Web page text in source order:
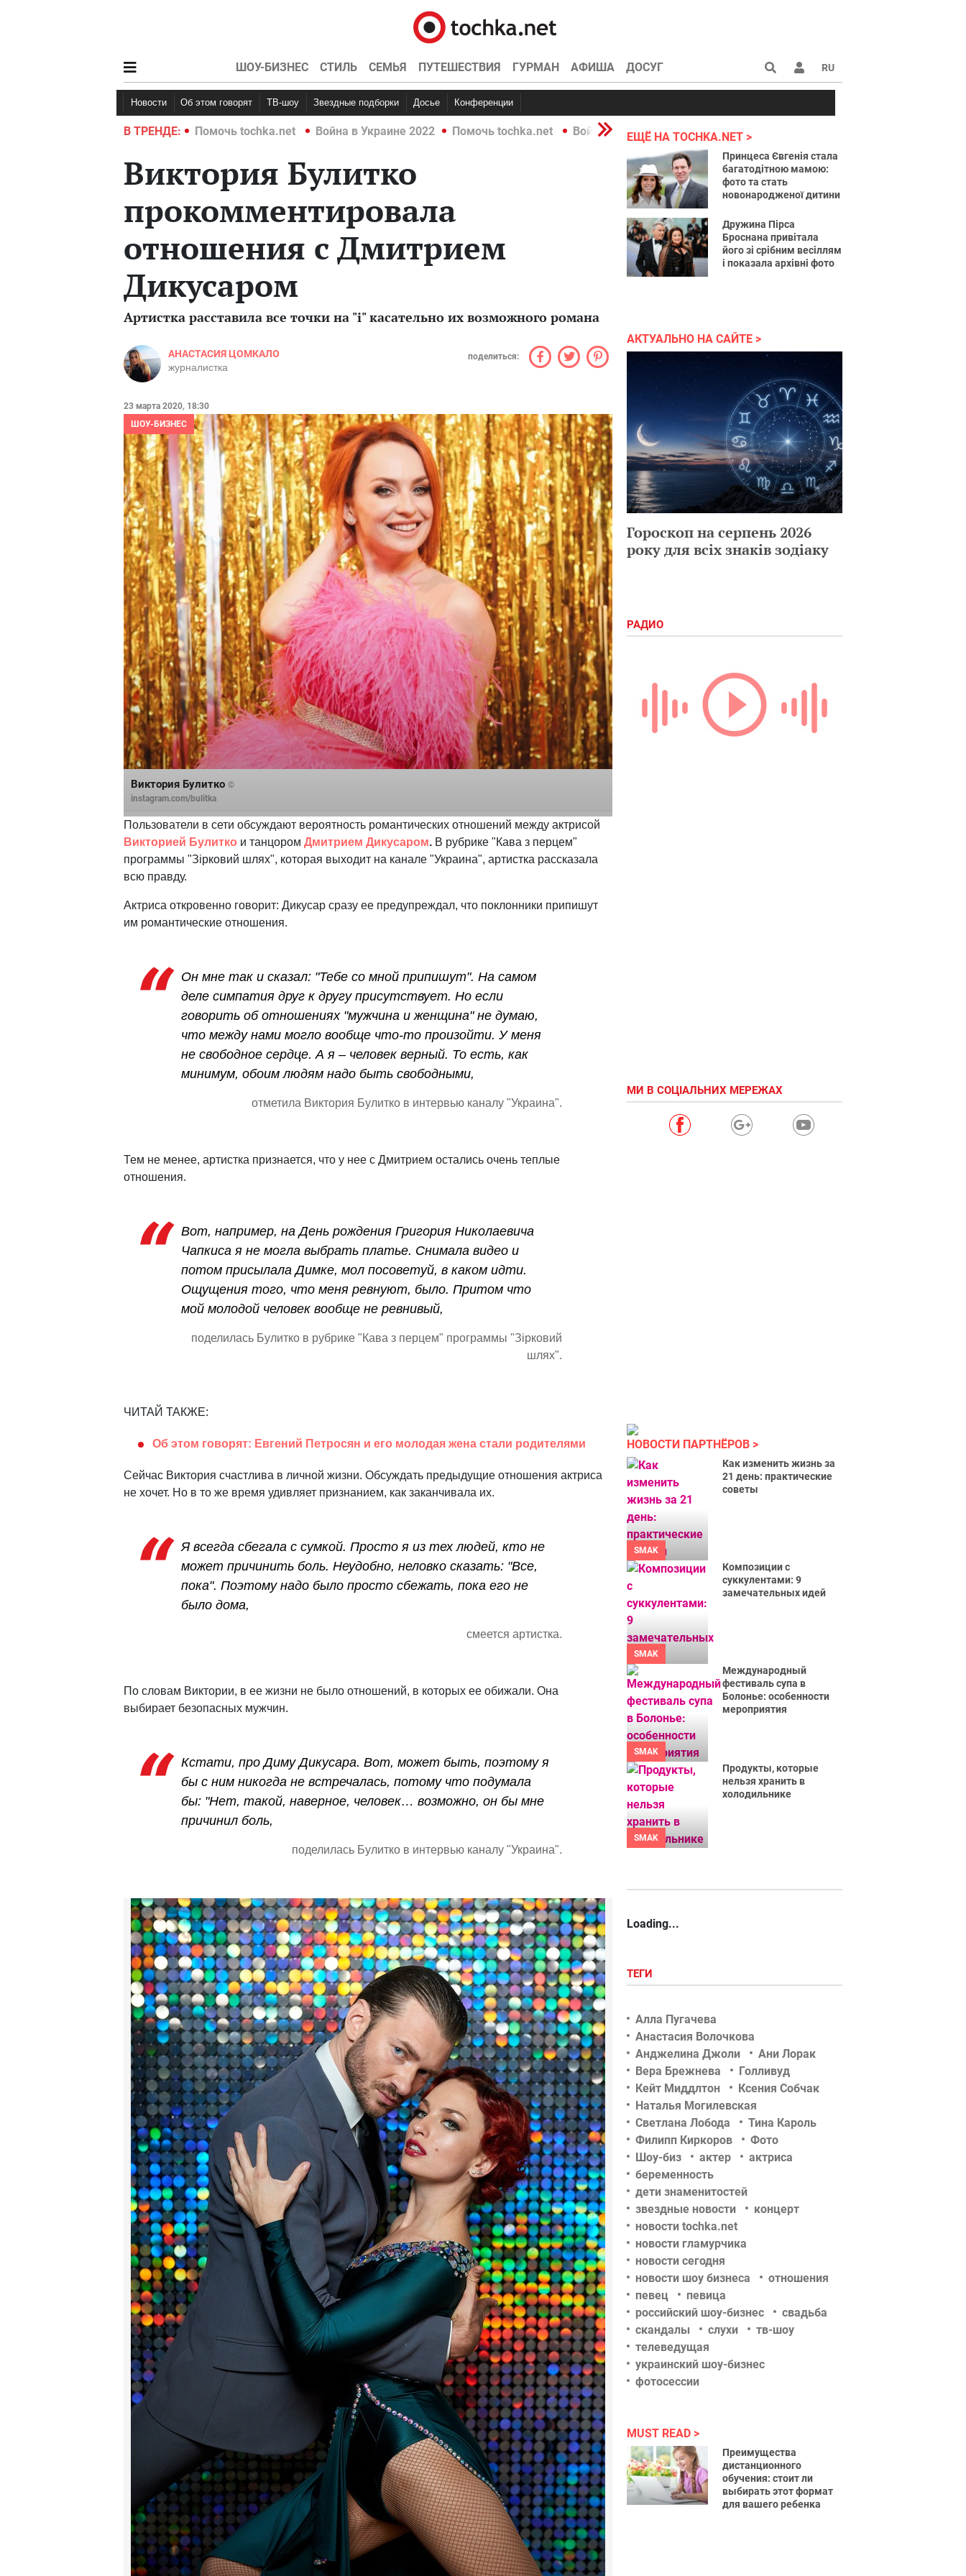
ШОУ-БИЗНЕС СТИЛЬ СЕМЬЯ ПУТЕШЕСТВИЯ ГУРМАН АФИША ДОСУГ RU
Новости Об этом говорят ТВ-шоу Звездные подборки Досье Конференции
В ТРЕНДЕ:
Война в Украине 2022 Помочь tochka.net Война в Украине 2022 Помочь tochka.net Война в Украине 2022
Виктория Булитко
прокомментировала
отношения с Дмитрием
Дикусаром
Артистка расставила все точки на "і" касательно их возможного романа
АНАСТАСИЯ ЦОМКАЛО
журналистка
поделиться:
23 марта 2020, 18:30
ШОУ-БИЗНЕС
Виктория Булитко ©
instagram.com/bulitka
Пользователи в сети обсуждают вероятность романтических отношений между актрисой
Викторией Булитко и танцором Дмитрием Дикусаром. В рубрике "Кава з перцем"
программы "Зірковий шлях", которая выходит на канале "Украина", артистка рассказала
всю правду.
Актриса откровенно говорит: Дикусар сразу ее предупреждал, что поклонники припишут
им романтические отношения.
Он мне так и сказал: "Тебе со мной припишут". На самом
деле симпатия друг к другу присутствует. Но если
говорить об отношениях "мужчина и женщина" не думаю,
что между нами могло вообще что-то произойти. У меня
не свободное сердце. А я – человек верный. То есть, как
минимум, обоим людям надо быть свободными,
отметила Виктория Булитко в интервью каналу "Украина".
Тем не менее, артистка признается, что у нее с Дмитрием остались очень теплые
отношения.
Вот, например, на День рождения Григория Николаевича
Чапкиса я не могла выбрать платье. Снимала видео и
потом присылала Димке, мол посоветуй, в каком идти.
Ощущения того, что меня ревнуют, было. Притом что
мой молодой человек вообще не ревнивый,
поделилась Булитко в рубрике "Кава з перцем" программы "Зірковий
шлях".
ЧИТАЙ ТАКЖЕ:
Об этом говорят: Евгений Петросян и его молодая жена стали родителями
Сейчас Виктория счастлива в личной жизни. Обсуждать предыдущие отношения актриса
не хочет. Но в то же время удивляет признанием, как заканчивала их.
Я всегда сбегала с сумкой. Просто я из тех людей, кто не
может причинить боль. Неудобно, неловко сказать: "Все,
пока". Поэтому надо было просто сбежать, пока его не
было дома,
смеется артистка.
По словам Виктории, в ее жизни не было отношений, в которых ее обижали. Она
выбирает безопасных мужчин.
Кстати, про Диму Дикусара. Вот, может быть, поэтому я
бы с ним никогда не встречалась, потому что подумала
бы: "Нет, такой, наверное, человек… возможно, он бы мне
причинил боль,
поделилась Булитко в интервью каналу "Украина".
ЕЩЁ НА TOCHKA.NET
Принцеса Євгенія стала
багатодітною мамою:
фото та стать
новонародженої дитини
Дружина Пірса
Броснана привітала
його зі срібним весіллям
і показала архівні фото
АКТУАЛЬНО НА САЙТЕ
Гороскоп на серпень 2026
року для всіх знаків зодіаку
РАДИО
МИ В СОЦІАЛЬНИХ МЕРЕЖАХ
НОВОСТИ ПАРТНЁРОВ
SMAK
Как изменить жизнь за
21 день: практические
советы
SMAK
Композиции с
суккулентами: 9
замечательных идей
SMAK
Международный
фестиваль супа в
Болонье: особенности
мероприятия
SMAK
Продукты, которые
нельзя хранить в
холодильнике
Loading...
ТЕГИ
Алла Пугачева
Анастасия Волочкова
Анджелина Джоли
Ани Лорак
Вера Брежнева
Голливуд
Кейт Миддлтон
Ксения Собчак
Наталья Могилевская
Светлана Лобода
Тина Кароль
Филипп Киркоров
Фото
Шоу-биз
актер
актриса
беременность
дети знаменитостей
звездные новости
концерт
новости tochka.net
новости гламурчика
новости сегодня
новости шоу бизнеса
отношения
певец
певица
российский шоу-бизнес
свадьба
скандалы
слухи
тв-шоу
телеведущая
украинский шоу-бизнес
фотосессии
MUST READ
Преимущества
дистанционного
обучения: стоит ли
выбирать этот формат
для вашего ребенка